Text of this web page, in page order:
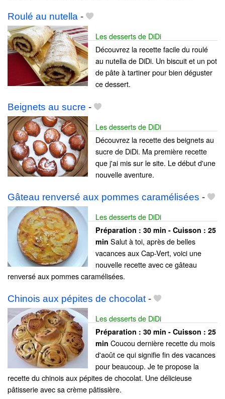
Roulé au nutella -
Les desserts de DiDi
Découvrez la recette facile du roulé
au nutella de DiDi. Un biscuit et un pot
de pâte à tartiner pour bien déguster
ce dessert.
Beignets au sucre -
Les desserts de DiDi
Découvrez la recette des beignets au
sucre de DiDi. Ma première recette
que j'ai mis sur le site. Le début d'une
nouvelle aventure.
Gâteau renversé aux pommes caramélisées -
Les desserts de DiDi
Préparation : 30 min - Cuisson : 25
min Salut à toi, après de belles
vacances aux Cap-Vert, voici une
nouvelle recette avec ce gâteau
renversé aux pommes caramélisées.
Chinois aux pépites de chocolat -
Les desserts de DiDi
Préparation : 30 min - Cuisson : 25
min Coucou dernière recette du mois
d'août ce qui signifie fin des vacances
pour beaucoup. Je te propose la
recette du chinois aux pépites de chocolat. Une délicieuse
pâtisserie avec sa crème pâtissière.